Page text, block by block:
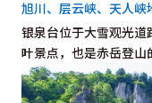
银泉台位于大雪观光
叶景点，也是赤岳登
旭川、层云峡、天人峡